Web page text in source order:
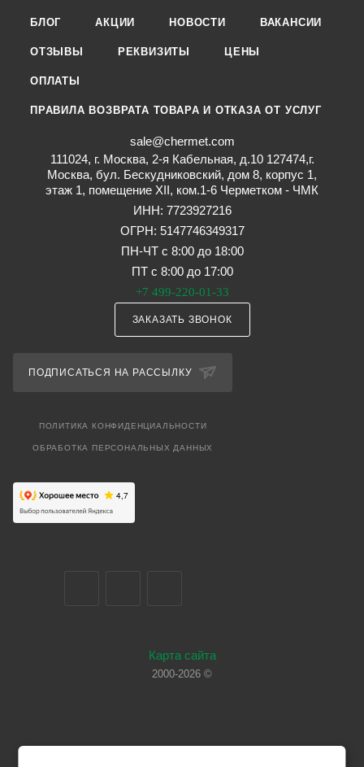
БЛОГ АКЦИИ НОВОСТИ ВАКАНСИИ
ОТЗЫВЫ РЕКВИЗИТЫ ЦЕНЫ
ОПЛАТЫ
ПРАВИЛА ВОЗВРАТА ТОВАРА И ОТКАЗА ОТ УСЛУГ
sale@chermet.com
111024, г. Москва, 2-я Кабельная, д.10 127474,г.
Москва, бул. Бескудниковский, дом 8, корпус 1,
этаж 1, помещение XII, ком.1-6 Черметком - ЧМК
ИНН: 7723927216
ОГРН: 5147746349317
ПН-ЧТ с 8:00 до 18:00
ПТ с 8:00 до 17:00
+7 499-220-01-33
ЗАКАЗАТЬ ЗВОНОК
ПОДПИСАТЬСЯ НА РАССЫЛКУ
ПОЛИТИКА КОНФИДЕНЦИАЛЬНОСТИ
ОБРАБОТКА ПЕРСОНАЛЬНЫХ ДАННЫХ
Карта сайта
2000-2026 ©